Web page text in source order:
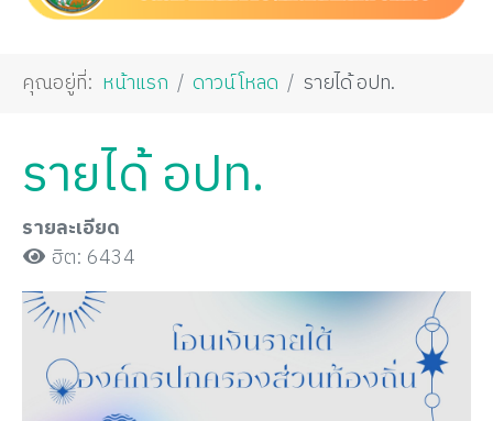
คุณอยู่ที่: หน้าแรก ดาวน์โหลด รายได้ อปท.
รายได้ อปท.
รายละเอียด
ฮิต: 6434